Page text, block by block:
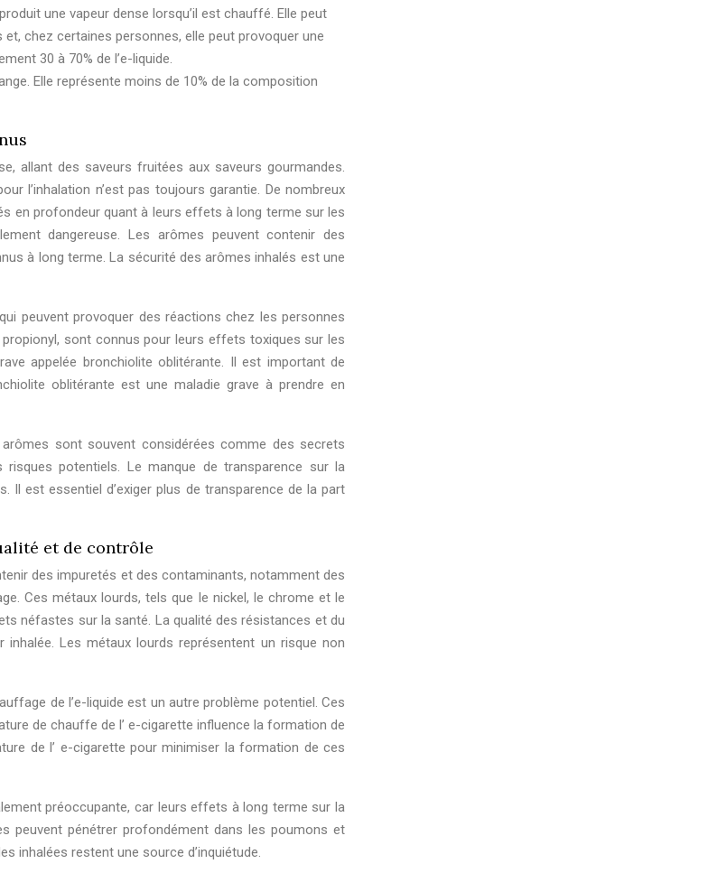
une vapeur dense lorsqu’il est chauffé. Elle peut
chez certaines personnes, elle peut provoquer une
30 à 70% de l’e-liquide.
Elle représente moins de 10% de la composition
allant des saveurs fruitées aux saveurs gourmandes.
l’inhalation n’est pas toujours garantie. De nombreux
en profondeur quant à leurs effets à long terme sur les
dangereuse. Les arômes peuvent contenir des
à long terme. La sécurité des arômes inhalés est une
peuvent provoquer des réactions chez les personnes
sont connus pour leurs effets toxiques sur les
appelée bronchiolite oblitérante. Il est important de
oblitérante est une maladie grave à prendre en
sont souvent considérées comme des secrets
potentiels. Le manque de transparence sur la
Il est essentiel d’exiger plus de transparence de la part
et de contrôle
des impuretés et des contaminants, notamment des
Ces métaux lourds, tels que le nickel, le chrome et le
néfastes sur la santé. La qualité des résistances et du
Les métaux lourds représentent un risque non
de l’e-liquide est un autre problème potentiel. Ces
de chauffe de l’ e-cigarette influence la formation de
de l’ e-cigarette pour minimiser la formation de ces
préoccupante, car leurs effets à long terme sur la
peuvent pénétrer profondément dans les poumons et
inhalées restent une source d’inquiétude.